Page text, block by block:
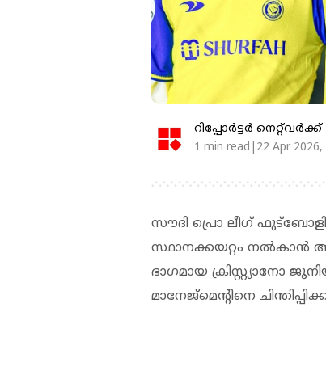
റിപ്പോർട്ടർ നെറ്റ്‌വര്‍ക്ക്‌
1 min read|22 Apr 2026,
സൗദി പ്രൊ ലീഗ്
സ്ഥാനക്കയറ്റം നല്‍കാന്‍
ഭാഗമായ ക്രിസ്റ്റ്യാനോ
മാനേജ്‌മെന്റിനെ